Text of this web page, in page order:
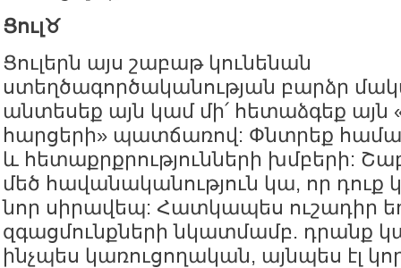
Ցուլ♉️
Ցուլերն այս շաբաթ կունենան
ստեղծագործականության բարձր
անտեսեք այն կամ մի՛ հետաձգեք այն
հարցերի» պատճառով: Փնտրեք
և հետաքրքրությունների խմբերի:
մեծ հավանականություն կա, որ դուք
նոր սիրավեպ: Հատկապես ուշադիր
զգացմունքների նկատմամբ. դրանք
ինչպես կառուցողական, այնպես էլ